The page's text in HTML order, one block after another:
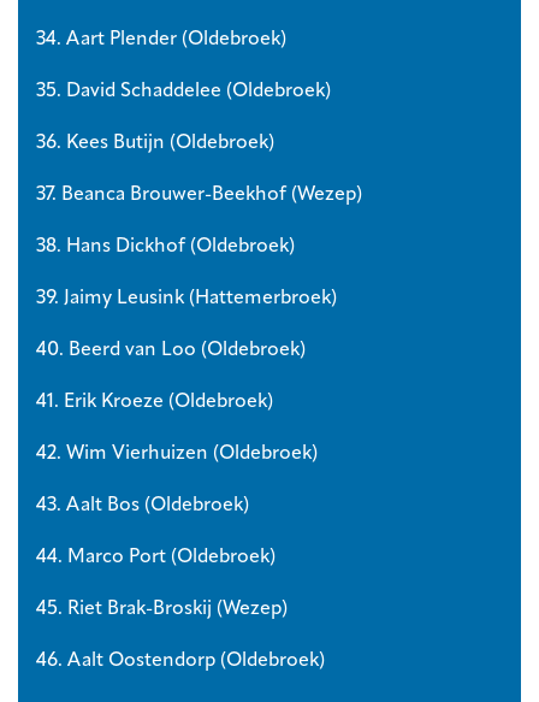
34. Aart Plender (Oldebroek)
35. David Schaddelee (Oldebroek)
36. Kees Butijn (Oldebroek)
37. Beanca Brouwer-Beekhof (Wezep)
38. Hans Dickhof (Oldebroek)
39. Jaimy Leusink (Hattemerbroek)
40. Beerd van Loo (Oldebroek)
41. Erik Kroeze (Oldebroek)
42. Wim Vierhuizen (Oldebroek)
43. Aalt Bos (Oldebroek)
44. Marco Port (Oldebroek)
45. Riet Brak-Broskij (Wezep)
46. Aalt Oostendorp (Oldebroek)